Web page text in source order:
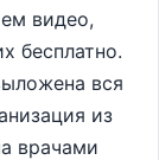
видео,
бесплатно.
вся
из
врачами